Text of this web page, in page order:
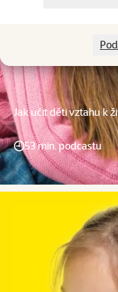
Jak učit děti vztahu k
53 min. podcastu